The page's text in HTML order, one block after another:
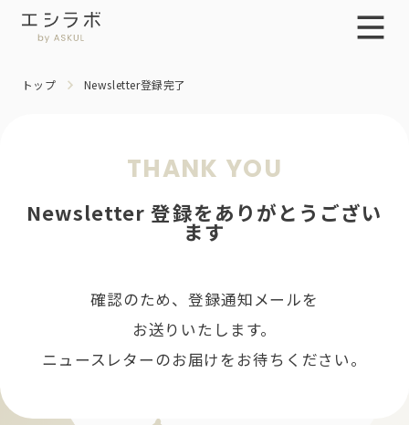
トップ Newsletter登録完了
THANK YOU
Newsletter 登録をありがとうござい
ます
確認のため、登録通知メールを
お送りいたします。
ニュースレターのお届けをお待ちください。